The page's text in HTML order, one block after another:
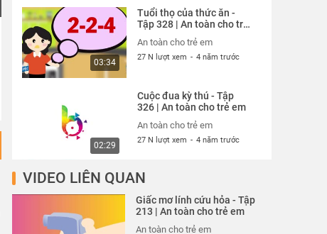
03:34
Tuổi thọ của thức ăn -
Tập 328 | An toàn cho trẻ
An toàn cho trẻ em
27 N lượt xem - 4 năm trước
02:29
Cuộc đua kỳ thú - Tập
326 | An toàn cho trẻ em
An toàn cho trẻ em
27 N lượt xem - 4 năm trước
02:13
Thói quen xấu xí - Tập
An toàn cho trẻ em
VIDEO LIÊN QUAN
Giấc mơ lính cứu hỏa - Tập
213 | An toàn cho trẻ em
An toàn cho trẻ em